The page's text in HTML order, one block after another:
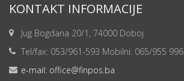
KONTAKT INFORMACIJE
Jug Bogdana 20/1, 74000 Doboj
Tel/fax: 053/961-593 Mobilni: 065/955 996
e-mail: office@finpos.ba